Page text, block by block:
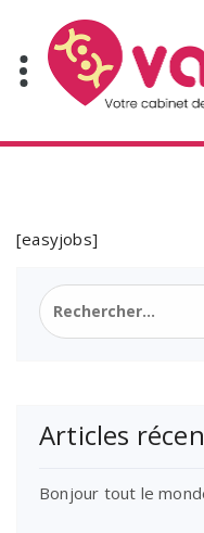
contenu
[easyjobs]
Rechercher :
Articles
Bonjour tout le